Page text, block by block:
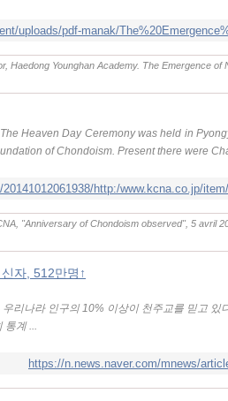
Haedong Younghan Academy. The Emergence of
Heaven Day Ceremony was held in
of Chondoism. Present there were
"Anniversary of Chondoism observed", 5 avril
자, 512만명↑
우리나라 인구의 10% 이상이 천주교를 믿고 있
계 ...
https://n.news.naver.com/mnews/